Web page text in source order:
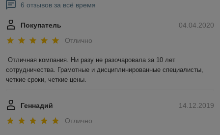
6 отзывов за всё время
04.04.2020
Покупатель
Отлично
Отличная компания. Ни разу не разочаровала за 10 лет
сотрудничества. Грамотные и дисциплинированные специалисты,
четкие сроки, четкие цены.
14.12.2019
Геннадий
Отлично